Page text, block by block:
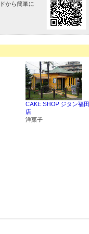
から簡単に
CAKE SHOP ジタン福田
店
洋菓子